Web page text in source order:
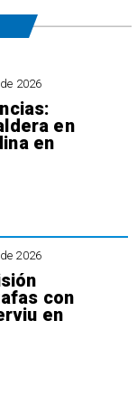
2026
en
en
2026
con
en